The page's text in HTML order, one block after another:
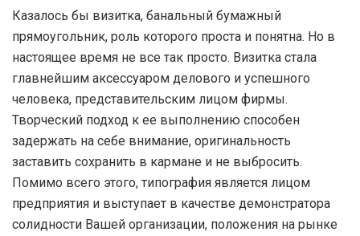
Казалось бы визитка, банальный бумажный
прямоугольник, роль которого проста и понятна. Но в
настоящее время не все так просто. Визитка стала
главнейшим аксессуаром делового и успешного
человека, представительским лицом фирмы.
Творческий подход к ее выполнению способен
задержать на себе внимание, оригинальность
заставить сохранить в кармане и не выбросить.
Помимо всего этого, типография является лицом
предприятия и выступает в качестве демонстратора
солидности Вашей организации, положения на рынке